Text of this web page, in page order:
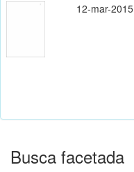
12-mar-2015
Busca facetada